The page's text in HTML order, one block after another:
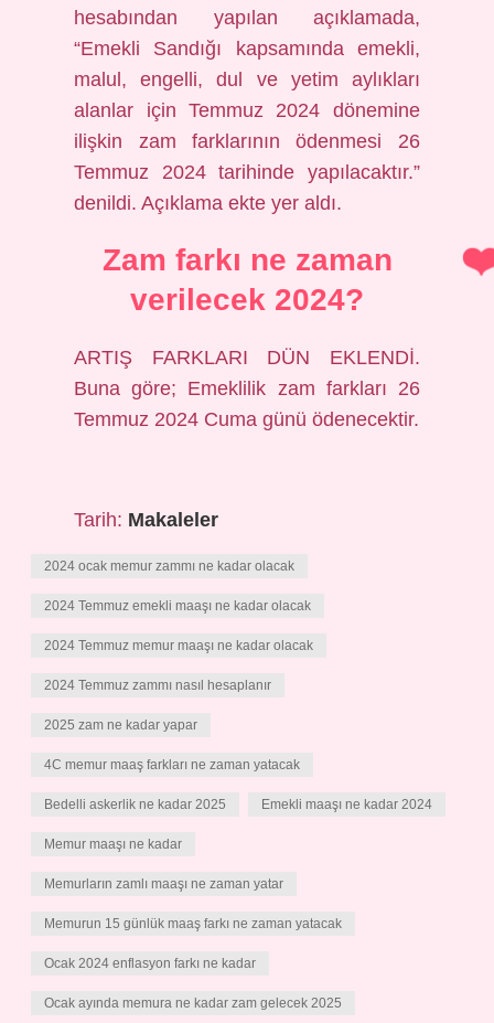
hesabından yapılan açıklamada,
“Emekli Sandığı kapsamında emekli,
malul, engelli, dul ve yetim aylıkları
alanlar için Temmuz 2024 dönemine
ilişkin zam farklarının ödenmesi 26
Temmuz 2024 tarihinde yapılacaktır.”
denildi. Açıklama ekte yer aldı.
Zam farkı ne zaman
verilecek 2024?
ARTIŞ FARKLARI DÜN EKLENDİ.
Buna göre; Emeklilik zam farkları 26
Temmuz 2024 Cuma günü ödenecektir.
Tarih: Makaleler
2024 ocak memur zammı ne kadar olacak
2024 Temmuz emekli maaşı ne kadar olacak
2024 Temmuz memur maaşı ne kadar olacak
2024 Temmuz zammı nasıl hesaplanır
2025 zam ne kadar yapar
4C memur maaş farkları ne zaman yatacak
Bedelli askerlik ne kadar 2025 Emekli maaşı ne kadar 2024
Memur maaşı ne kadar
Memurların zamlı maaşı ne zaman yatar
Memurun 15 günlük maaş farkı ne zaman yatacak
Ocak 2024 enflasyon farkı ne kadar
Ocak ayında memura ne kadar zam gelecek 2025